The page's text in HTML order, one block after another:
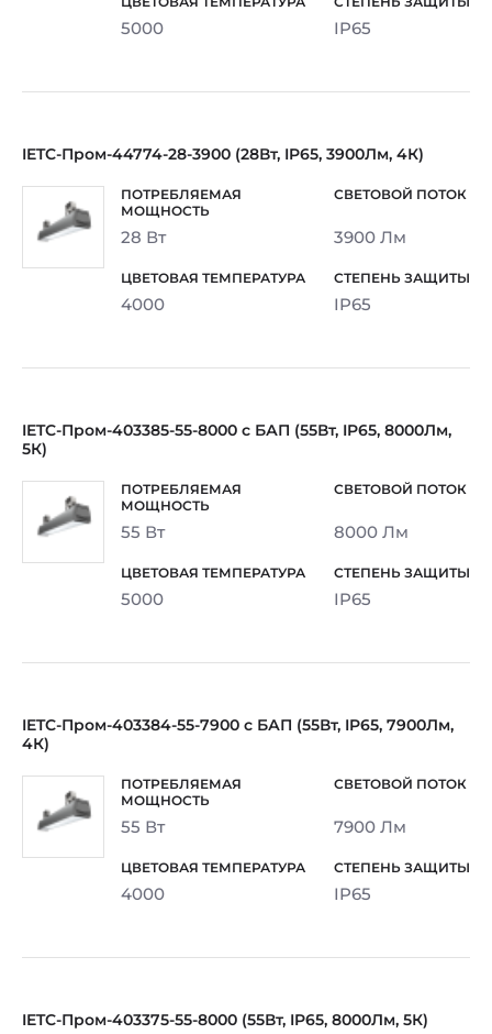
5000 IP65
IETC-Пром-44774-28-3900 (28Вт, IP65, 3900Лм, 4К)
28 Вт 3900 Лм
4000 IP65
IETC-Пром-403385-55-8000 с БАП (55Вт, IP65, 8000Лм,
5К)
55 Вт 8000 Лм
5000 IP65
IETC-Пром-403384-55-7900 с БАП (55Вт, IP65, 7900Лм,
4К)
55 Вт 7900 Лм
4000 IP65
IETC-Пром-403375-55-8000 (55Вт, IP65, 8000Лм, 5К)